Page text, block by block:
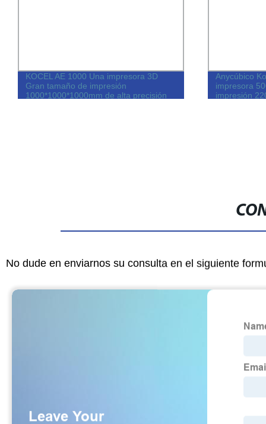
KOCEL AE 1000 Una impresora 3D
Gran tamaño de impresión
1000*1000*1000mm de alta precisión
Anycúbico
impresora
impresión
No dude en enviarnos su consulta en el siguiente